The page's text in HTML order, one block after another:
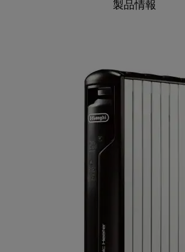
製品情報